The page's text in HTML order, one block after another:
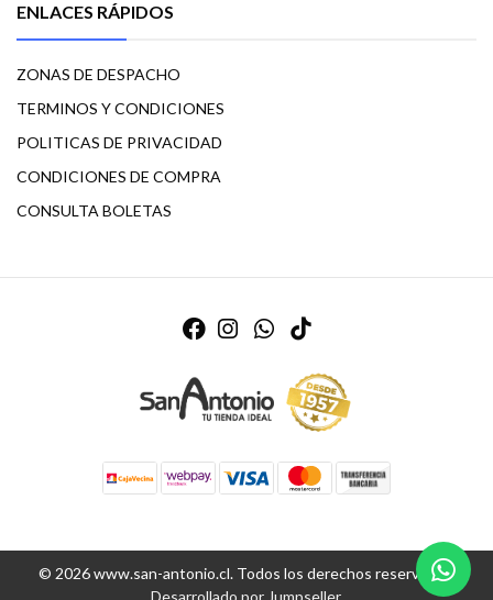
ENLACES RÁPIDOS
ZONAS DE DESPACHO
TERMINOS Y CONDICIONES
POLITICAS DE PRIVACIDAD
CONDICIONES DE COMPRA
CONSULTA BOLETAS
© 2026 www.san-antonio.cl. Todos los derechos reservados.
Desarrollado por Jumpseller.